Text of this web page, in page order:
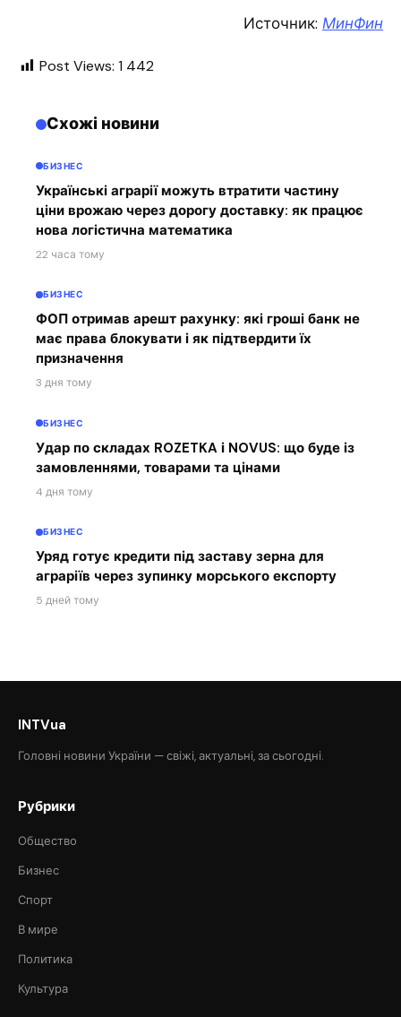
Источник: МинФин
Post Views: 1 442
Схожі новини
БИЗНЕС
Українські аграрії можуть втратити частину
ціни врожаю через дорогу доставку: як працює
нова логістична математика
22 часа тому
БИЗНЕС
ФОП отримав арешт рахунку: які гроші банк не
має права блокувати і як підтвердити їх
призначення
3 дня тому
БИЗНЕС
Удар по складах ROZETKA і NOVUS: що буде із
замовленнями, товарами та цінами
4 дня тому
БИЗНЕС
Уряд готує кредити під заставу зерна для
аграріїв через зупинку морського експорту
5 дней тому
INTVua
Головні новини України — свіжі, актуальні, за сьогодні.
Рубрики
Общество
Бизнес
Спорт
В мире
Политика
Культура